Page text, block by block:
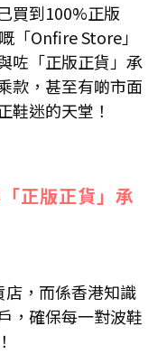
買到100%正版
「Onfire Store」
咗「正版正貨」承
款，甚至有啲市面
鞋迷的天堂！
正版正貨」承
店，而係香港知識
，確保每一對波鞋